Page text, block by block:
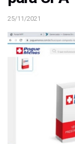
25/11/2021